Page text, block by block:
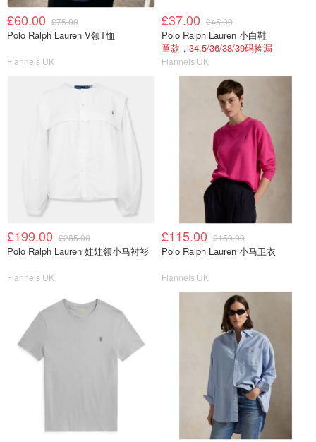
£60.00 £75.00
Polo Ralph Lauren V领T恤
Flannels UK
£37.00 £45.00
Polo Ralph Lauren 小白鞋
童款，34.5/36/38/39码捡漏
Flannels UK
£199.00 £285.00
Polo Ralph Lauren 娃娃领小马衬衫
Flannels UK
£115.00 £159.00
Polo Ralph Lauren 小马卫衣
Flannels UK